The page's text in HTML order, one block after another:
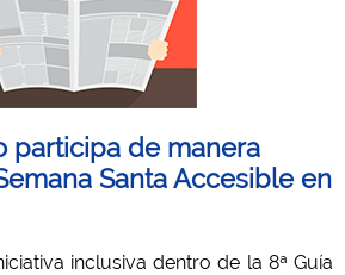
participa de manera
Santa Accesible en
inclusiva dentro de la 8ª Guía